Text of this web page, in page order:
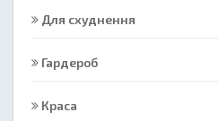
Для схуднення
Гардероб
Краса